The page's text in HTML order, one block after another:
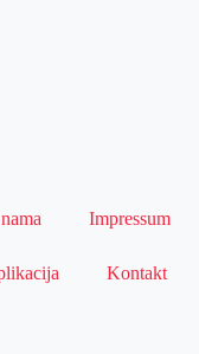
Impressum
Kontakt